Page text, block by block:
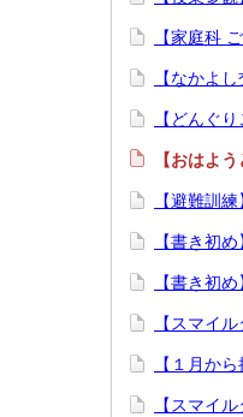
【家庭科
【なかよ
【どんぐ
【おはよ
【避難訓
【書き初
【書き初
【スマイ
【１月か
【スマイ